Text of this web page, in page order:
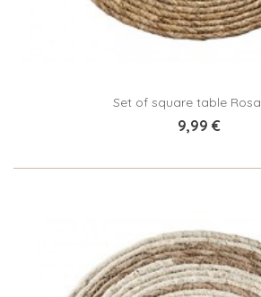
Set of square table
9,99 €